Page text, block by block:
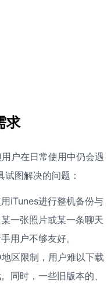
求
户在日常使用中仍会遇
试图解决的问题：
iTunes进行整机备份与
一张照片或某一条聊天
用户不够友好。
区限制，用户难以下载
同时，一些旧版本的、